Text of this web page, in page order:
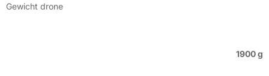
Gewicht drone
1900 g